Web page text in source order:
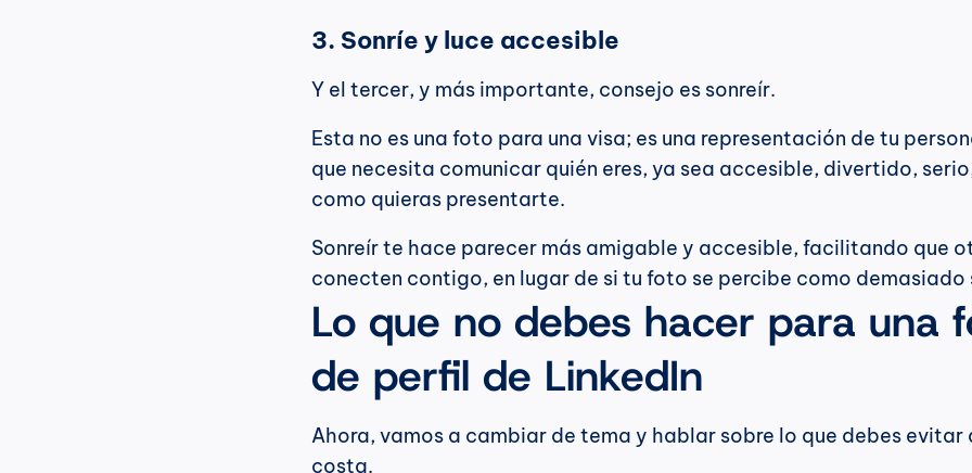
3. Sonríe y luce accesible
Y el tercer, y más importante, consejo es sonreír.
Esta no es una foto para una visa; es una representación de tu
que necesita comunicar quién eres, ya sea accesible, divertido,
como quieras presentarte.
Sonreír te hace parecer más amigable y accesible, facilitando que
conecten contigo, en lugar de si tu foto se percibe como demasiado
Lo que no debes hacer para una
de perfil de LinkedIn
Ahora, vamos a cambiar de tema y hablar sobre lo que debes evitar
costa.